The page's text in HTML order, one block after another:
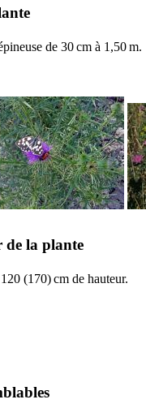
de 30 cm à 1,50 m.
de la plante
(170) cm de hauteur.